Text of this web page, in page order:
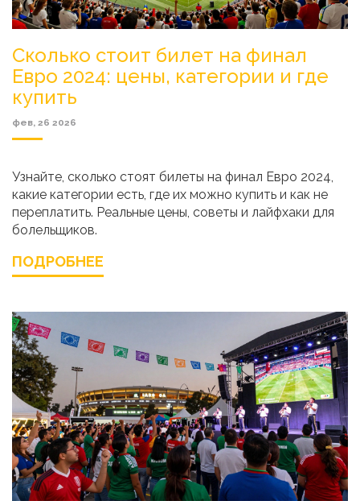
Сколько стоит билет на финал
Евро 2024: цены, категории и где
купить
фев, 26 2026
Узнайте, сколько стоят билеты на финал Евро 2024,
какие категории есть, где их можно купить и как не
переплатить. Реальные цены, советы и лайфхаки для
болельщиков.
ПОДРОБНЕЕ